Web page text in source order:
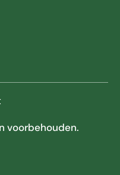
voorbehouden.